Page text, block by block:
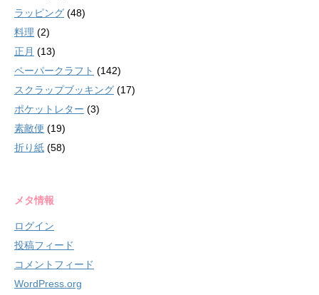
ラッピング (48)
料理 (2)
正月 (13)
ペーパークラフト (142)
スクラップブッキング (17)
ポケットレター (3)
素敵便 (19)
折り紙 (58)
メタ情報
ログイン
投稿フィード
コメントフィード
WordPress.org